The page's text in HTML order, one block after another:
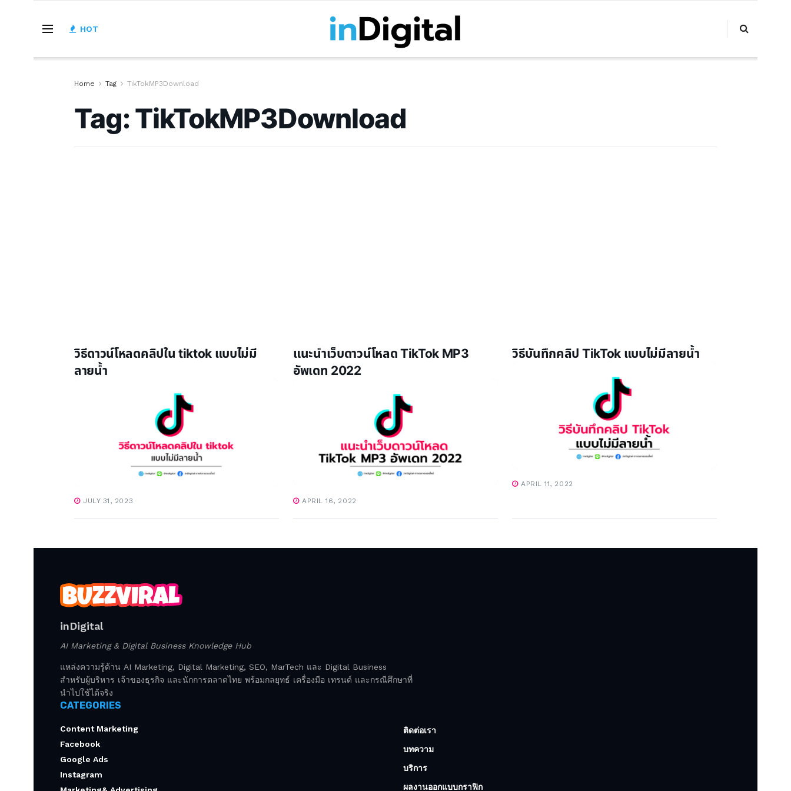
HOT
Home Tag TikTokMP3Download
Tag:TikTokMP3Download
วิธีดาวน์โหลดคลิปใน tiktok แบบไม่มี
ลายน้ำ
JULY 31, 2023
แนะนำเว็บดาวน์โหลด TikTok MP3
อัพเดท 2022
APRIL 16, 2022
วิธีบันทึกคลิป TikTok แบบไม่มีลายน้ำ
APRIL 11, 2022
inDigital
AI Marketing & Digital Business Knowledge Hub
แหล่งความรู้ด้าน AI Marketing, Digital Marketing, SEO, MarTech และ Digital Business
สำหรับผู้บริหาร เจ้าของธุรกิจ และนักการตลาดไทย พร้อมกลยุทธ์ เครื่องมือ เทรนด์ และกรณีศึกษาที่
นำไปใช้ได้จริง
CATEGORIES
Content Marketing
Facebook
Google Ads
Instagram
ติดต่อเรา
บทความ
บริการ
ผลงานออกแบบกราฟิก